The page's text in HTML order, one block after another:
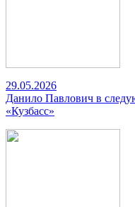
29.05.2026
Данило Павлович в
«Кузбасс»